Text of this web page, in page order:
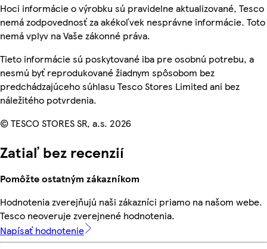
Hoci informácie o výrobku sú pravidelne aktualizované, Tesco
nemá zodpovednosť za akékoľvek nesprávne informácie. Toto
nemá vplyv na Vaše zákonné práva.
Tieto informácie sú poskytované iba pre osobnú potrebu, a
nesmú byť reprodukované žiadnym spôsobom bez
predchádzajúceho súhlasu Tesco Stores Limited ani bez
náležitého potvrdenia.
© TESCO STORES SR, a.s. 2026
Zatiaľ bez recenzií
Pomôžte ostatným zákazníkom
Hodnotenia zverejňujú naši zákazníci priamo na našom webe.
Tesco neoveruje zverejnené hodnotenia.
Napísať hodnotenie